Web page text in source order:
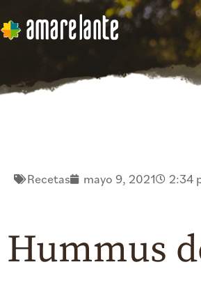
Recetas mayo 9, 2021 2:34
Hummus